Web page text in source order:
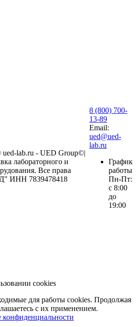
lab.ru - UED Group©|
лабораторного и
Все права
ИНН 7839478418
8 (800) 700-
13-89
Email:
ued@ued-
lab.ru
График
работы
Пн-Пт:
с 8:00
до
19:00
cookies
для работы cookies. Продолжая
с их применением.
конфиденциальности